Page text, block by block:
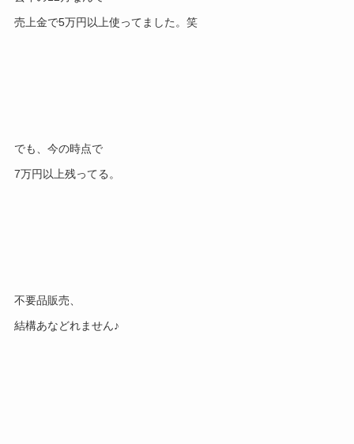
売上金で5万円以上使ってました。笑
でも、今の時点で
7万円以上残ってる。
不要品販売、
結構あなどれません♪